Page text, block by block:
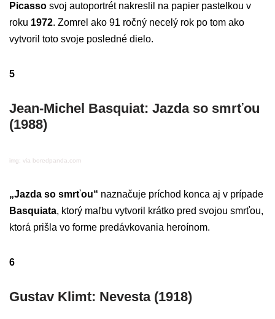
Picasso svoj autoportrét nakreslil na papier pastelkou v
roku 1972. Zomrel ako 91 ročný necelý rok po tom ako
vytvoril toto svoje posledné dielo.
5
Jean-Michel Basquiat: Jazda so smrťou
(1988)
img: via boredpanda.com
„Jazda so smrťou“ naznačuje príchod konca aj v prípade
Basquiata, ktorý maľbu vytvoril krátko pred svojou smrťou,
ktorá prišla vo forme predávkovania heroínom.
6
Gustav Klimt: Nevesta (1918)